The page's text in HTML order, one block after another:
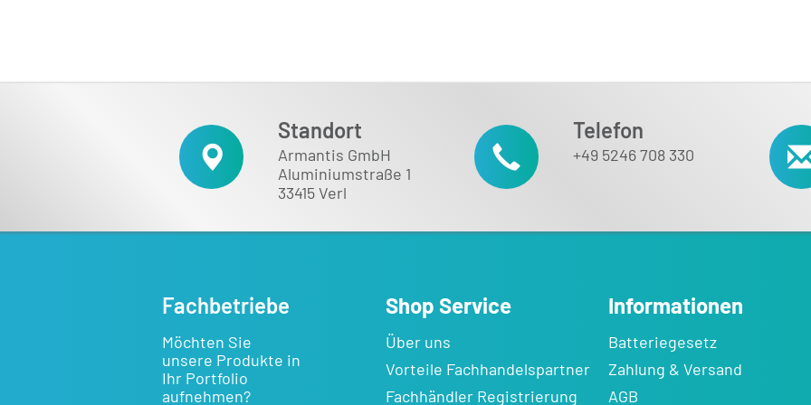
Standort
Armantis GmbH
Aluminiumstraße 1
33415 Verl
Telefon
+49 5246 708 330
Fachbetriebe
Möchten Sie
unsere Produkte in
Ihr Portfolio
aufnehmen?
Shop Service
Über uns
Vorteile Fachhandelspartner
Fachhändler Registrierung
Informationen
Batteriegesetz
Zahlung & Versand
AGB